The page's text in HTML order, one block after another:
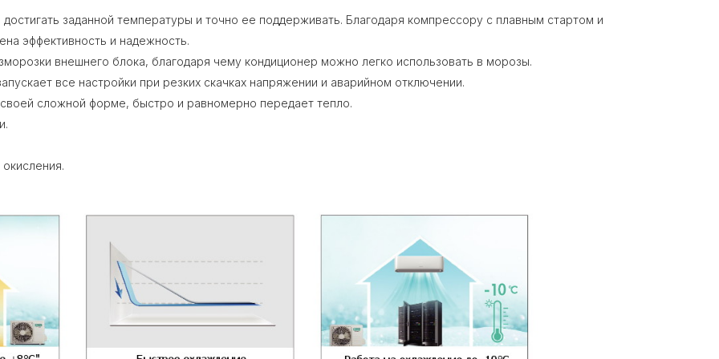
заданной температуры и точно ее поддерживать. Благодаря компрессору с плавным стартом и
эффективность и надежность.
внешнего блока, благодаря чему кондиционер можно легко использовать в морозы.
все настройки при резких скачках напряжении и аварийном отключении.
сложной форме, быстро и равномерно передает тепло.